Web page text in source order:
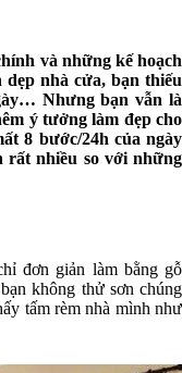
và những kế hoạch
nhà cửa, bạn thiếu
Nhưng bạn vẫn là
ý tưởng làm đẹp cho
8 bước/24h của ngày
rất nhiều so với những
đơn giản làm bằng gỗ
không thử sơn chúng
tấm rèm nhà mình như